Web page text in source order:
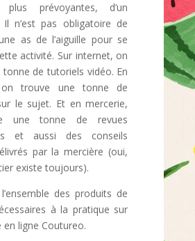
prévoyantes, d’un
n’est pas obligatoire de
as de l’aiguille pour se
activité. Sur internet, on
de tutoriels vidéo. En
on trouve une tonne de
le sujet. Et en mercerie,
une tonne de revues
et aussi des conseils
par la mercière (oui,
existe toujours).
des produits de
à la pratique sur
en ligne Coutureo.